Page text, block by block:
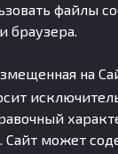
файлы
браузера.
на
Сайт может